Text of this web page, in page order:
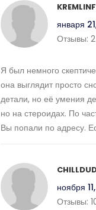
января
Отзывы: 2
Я был немного
она выглядит просто
детали, но её умения
но на стероидах. По
Вы попали по адресу.
ноября
Отзывы: